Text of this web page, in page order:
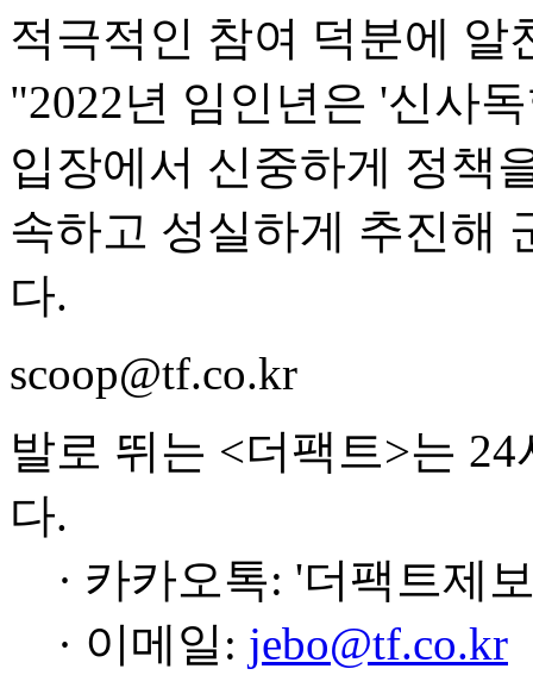
적극적인 참여 덕분에 알
"2022년 임인년은 '신사
입장에서 신중하게 정책
속하고 성실하게 추진해
다.
scoop@tf.co.kr
발로 뛰는 <더팩트>는
다.
· 카카오톡: '더팩트제
· 이메일: jebo@tf.co.kr